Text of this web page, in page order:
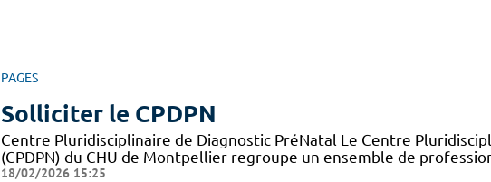
PAGES
Solliciter le CPDPN
Centre Pluridisciplinaire de Diagnostic PréNatal Le Centre
(CPDPN) du CHU de Montpellier regroupe un ensemble de
18/02/2026 15:25